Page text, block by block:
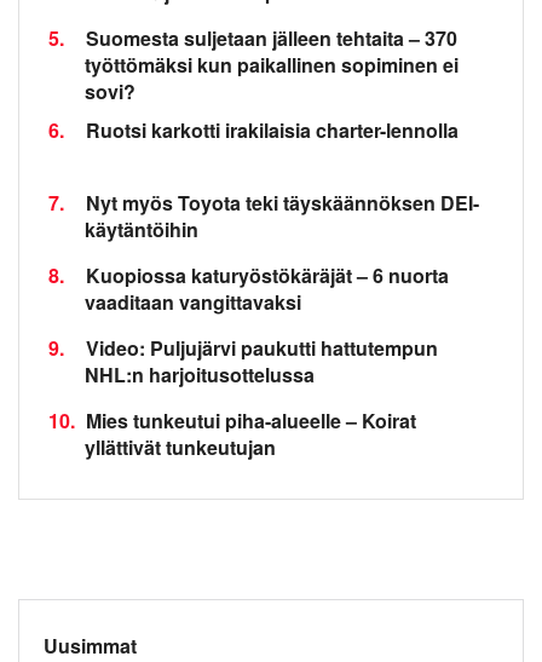
5.
Suomesta suljetaan jälleen tehtaita – 370
työttömäksi kun paikallinen sopiminen ei
sovi?
6.
Ruotsi karkotti irakilaisia charter-lennolla
7.
Nyt myös Toyota teki täyskäännöksen DEI-
käytäntöihin
8.
Kuopiossa katuryöstökäräjät – 6 nuorta
vaaditaan vangittavaksi
9.
Video: Puljujärvi paukutti hattutempun
NHL:n harjoitusottelussa
10. Mies tunkeutui piha-alueelle – Koirat
yllättivät tunkeutujan
Uusimmat